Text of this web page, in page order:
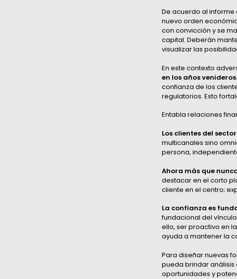
De acuerdo al informe
nuevo orden
con convicción y se
capital. Deberán
visualizar las
En este contexto
en los años venideros.
confianza de los
regulatorios. Esto
Entabla relaciones
Los clientes del
multicanales sino
persona,
Ahora más que
destacar en el corto
cliente en el centro;
La confianza es
fundacional del
ello, ser proactivo en
ayuda a mantener la
Para diseñar nuevas
pueda brindar
oportunidades y